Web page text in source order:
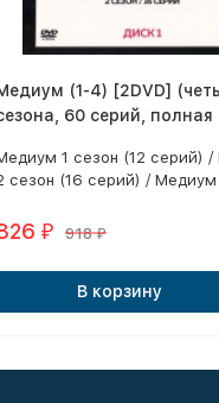
(1-4) [2DVD]
60 серий, полная
1 сезон (12 серий)
сезон (16 серий) / Медиум
₽ 918₽
В корзину